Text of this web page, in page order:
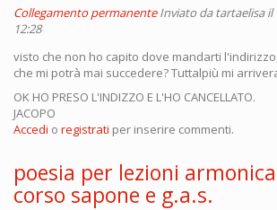
Collegamento permanente Inviato datartaelisail
12:28
visto che non ho capito dove mandarti
che mi potrà mai succedere? Tuttalpiù mi
OK HO PRESO L'INDIZZO E L'HO CANCELLATO.
JACOPO
Accedi o registrati per inserire commenti.
poesia per lezioni
corso sapone e g.a.s.